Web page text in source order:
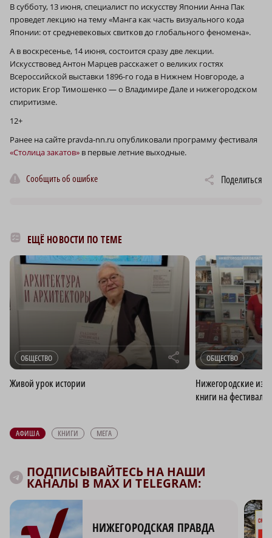
В субботу, 13 июня, специалист по искусству Японии Анна Пак
проведет лекцию на тему «Манга как часть визуального кода
Японии: от средневековых свитков до глобального феномена».
А в воскресенье, 14 июня, состоится сразу две лекции.
Искусствовед Антон Марцев расскажет о великих гостях
Всероссийской выставки 1896-го года в Нижнем Новгороде, а
историк Егор Тимошенко — о Владимире Дале и нижегородском
спиритизме.
12+
Ранее на сайте pravda-nn.ru опубликовали программу фестиваля
«Столица закатов» в первые летние выходные.
Сообщить об ошибке Поделиться
ЕЩЁ НОВОСТИ ПО ТЕМЕ
ОБЩЕСТВО r
Живой урок истории
ОБЩЕСТВО
Нижегородские
книги на
АФИША КНИГИ МЕГА
ПОДПИСЫВАЙТЕСЬ НА НАШИ
КАНАЛЫ В MAX И TELEGRAM:
НИЖЕГОРОДСКАЯ ПРАВДА